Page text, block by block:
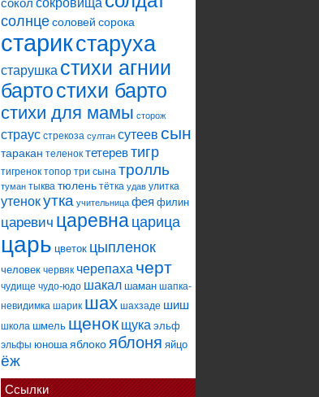
сокол
солнцесоловей сорока
старикстаруха
старушка стихи агнии
бартостихи барто
стихи для мамы сторож
страус стрекоза султан сутеев сын
таракан теленок тетеревтигр
тигренок топор три сына тролль
туман тыква тюлень тётка удав улитка
утенокутка учительница фея филин
царевич царевна царица
царь цветок цыпленок
человек червяк черепаха черт
чудище чудо-юдо шакал шаман шапка-
невидимка шарик шах шахзаде шиш
школа шмель щенок щука эльф
эльфы юноша яблоко яблоня яйцо
ёж
Ссылки